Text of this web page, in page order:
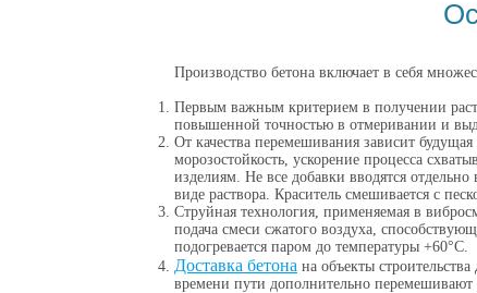
Производство бетона включает в себя
Первым важным критерием в получении
повышенной точностью в отмеривании и
От качества перемешивания зависит
морозостойкость, ускорение процесса
изделиям. Не все добавки вводятся
виде раствора. Краситель смешивается с
Струйная технология, применяемая в
подача смеси сжатого воздуха,
подогревается паром до температуры +60°С.
Доставка бетона на объекты
времени пути дополнительно перемешивают